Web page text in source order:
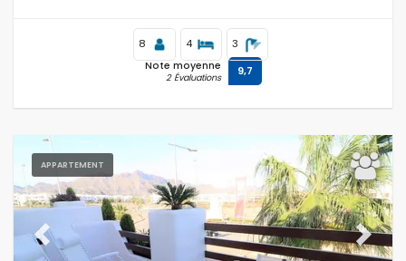
8 4 3
Note moyenne
2 Évaluations 9,7
APPARTEMENT
Previous Next